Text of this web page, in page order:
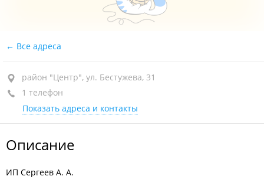
Все адреса
район "Центр", ул. Бестужева, 31
1 телефон
Показать адреса и контакты
Описание
ИП Сергеев А. А.